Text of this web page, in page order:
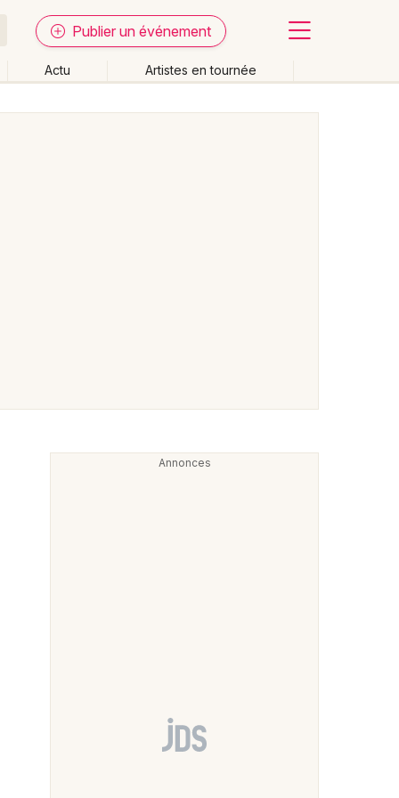
Publier un événement
Actu Artistes en tournée